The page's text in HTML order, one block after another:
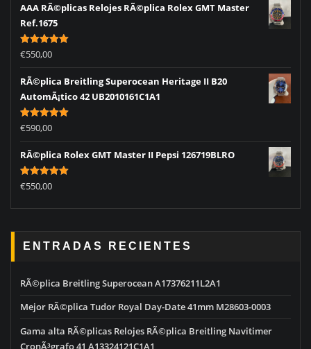
AAA RÃ©plicas Relojes RÃ©plica Rolex GMT Master
Ref.1675
Rated5.00
out of 5
€550,00
RÃ©plica Breitling Superocean Heritage II B20
AutomÃ¡tico 42 UB2010161C1A1
Rated5.00
out of 5
€590,00
RÃ©plica Rolex GMT Master II Pepsi 126719BLRO
Rated5.00
out of 5
€550,00
ENTRADAS RECIENTES
RÃ©plica Breitling Superocean A17376211L2A1
Mejor RÃ©plica Tudor Royal Day-Date 41mm M28603-0003
Gama alta RÃ©plicas Relojes RÃ©plica Breitling Navitimer
CronÃ³grafo 41 A13324121C1A1